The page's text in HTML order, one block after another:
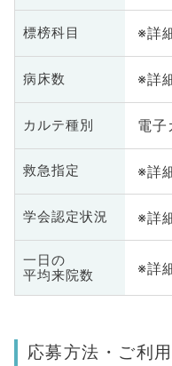
標榜科目 ※詳
病床数 ※詳
カルテ種別 電子
救急指定 ※詳
学会認定状況 ※詳
一日の
平均来院数
※詳
応募方法・ご利